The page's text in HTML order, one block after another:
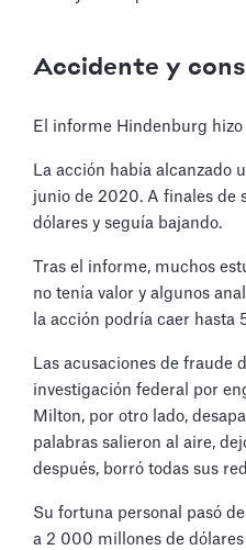
Accidente y
El informe Hindenburg
La acción había alcanzado
junio de 2020. A finales de
dólares y seguía bajando.
Tras el informe, muchos
no tenía valor y algunos
la acción podría caer hasta
Las acusaciones de fraude
investigación federal por
Milton, por otro lado,
palabras salieron al aire,
después, borró todas sus
Su fortuna personal pasó
a 2 000 millones de